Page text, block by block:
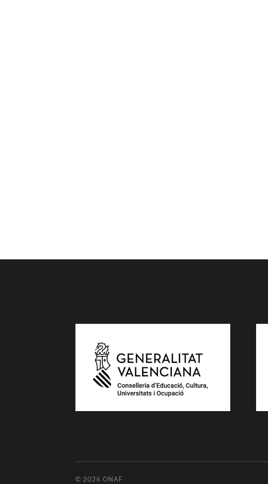
© 2026 ONAF